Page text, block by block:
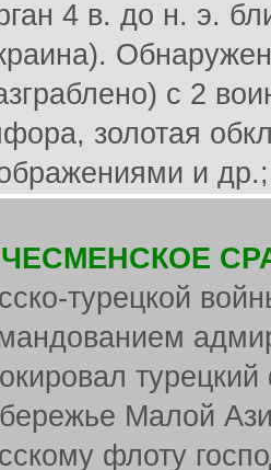
4 в. до н. э.
с 2
золотая
и
ЧЕСМЕНСКОЕ
турецкой
Малой
флоту